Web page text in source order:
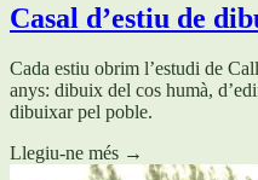
Casal d’estiu de
Cada estiu obrim l’estudi de
anys: dibuix del cos humà,
dibuixar pel poble.
Llegiu-ne més →